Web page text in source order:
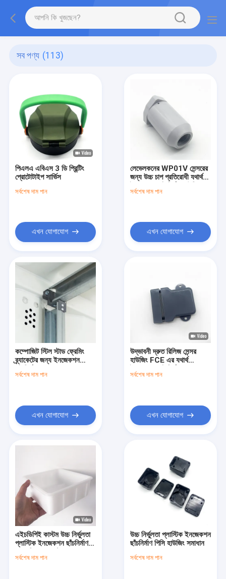
সব পণ্য (113)
পিএলএ এবিএস 3 ডি প্রিন্টিং
প্রোটোটাইপ সার্ভিস
সর্বশেষ দাম পান
এখন যোগাযোগ
লেভেলকনের WP01V সেন্সরের
জন্য উচ্চ চাপ প্রতিরোধী যথার্থ
সর্বশেষ দাম পান
এখন যোগাযোগ
কম্পোজিট স্টিল স্টাড ফ্রেমিং
ব্র্যাকেটের জন্য ইনজেকশন
সর্বশেষ দাম পান
এখন যোগাযোগ
উদ্ভাবনী দ্রুত রিলিজ সেন্সর
হাউজিং FCE এর যথার্থ
সর্বশেষ দাম পান
এখন যোগাযোগ
এইচডিপিই কাস্টম উচ্চ নির্ভুলতা
প্লাস্টিক ইনজেকশন ছাঁচনির্মাণ
সর্বশেষ দাম পান
উচ্চ নির্ভুলতা প্লাস্টিক ইনজেকশন
ছাঁচনির্মাণ পিসি হাউজিং সমাধান
সর্বশেষ দাম পান